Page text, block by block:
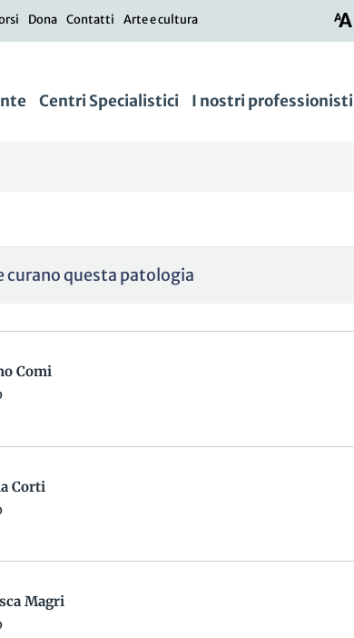
Dona Contatti Arte e cultura
Centri Specialistici I nostri professionisti
curano questa patologia
Comi
Corti
Magri